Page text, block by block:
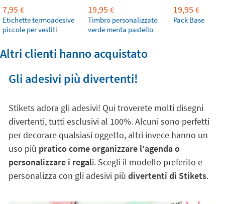
7,95 €
Etichette termoadesive
piccole per vestiti
19,95 €
Timbro personalizzato
verde menta pastello
19,95 €
Pack Base
Altri clienti hanno acquistato
Gli adesivi più divertenti!
Stikets adora gli adesivi! Qui troverete molti disegni
divertenti, tutti esclusivi al 100%. Alcuni sono perfetti
per decorare qualsiasi oggetto, altri invece hanno un
uso più pratico come organizzare l'agenda o
personalizzare i regali. Scegli il modello preferito e
personalizza con gli adesivi più divertenti di Stikets.